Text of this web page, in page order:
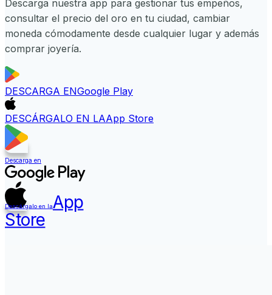
Descarga nuestra app para gestionar tus empeños,
consultar el precio del oro en tu ciudad, cambiar
moneda cómodamente desde cualquier lugar y además
comprar joyería.
DESCARGA ENGoogle Play
DESCÁRGALO EN LAApp Store
Descarga en
Descárgalo en laApp
Store